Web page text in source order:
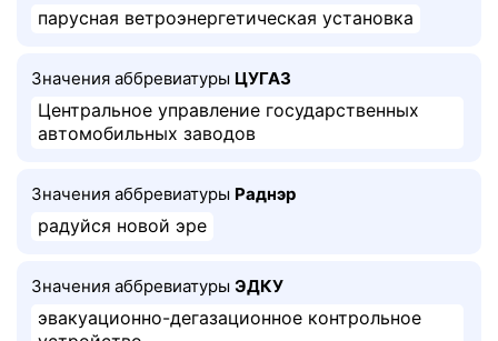
парусная ветроэнергетическая установка
Значения аббревиатуры ЦУГАЗ
Центральное управление государственных
автомобильных заводов
Значения аббревиатуры Раднэр
радуйся новой эре
Значения аббревиатуры ЭДКУ
эвакуационно-дегазационное контрольное